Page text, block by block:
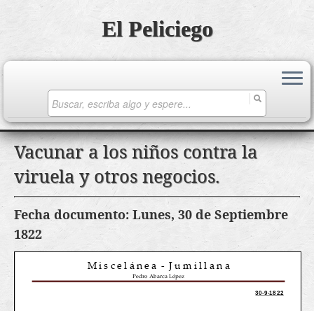
Saltar
contenido
El Peliciego
Vacunar a los niños contra la
viruela y otros negocios.
Fecha documento: Lunes, 30 de Septiembre
1822